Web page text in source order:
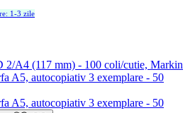
1-3 zile
A5, autocopiativ 3 exemplare - 50